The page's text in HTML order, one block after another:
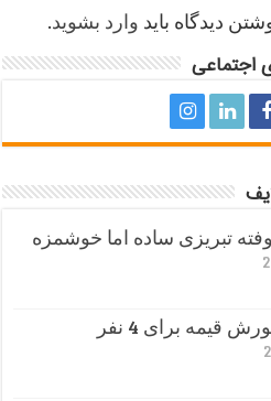
دیدگاه باید وارد بشوید.
اجتماعی
تبریزی ساده اما خوشمزه
قیمه برای 4 نفر